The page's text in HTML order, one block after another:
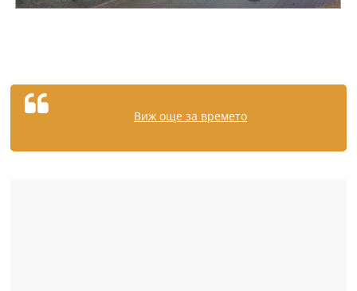
Виж още за времето